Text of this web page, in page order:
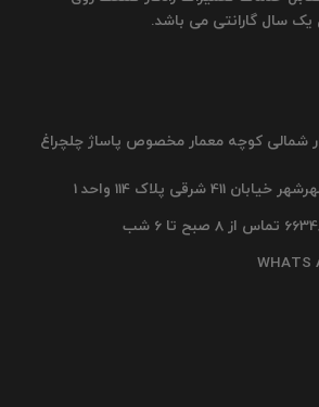
سال گارانتی می باشد.
زار شمالی کوچه معمار مخصوص پاساژ چلچراغ